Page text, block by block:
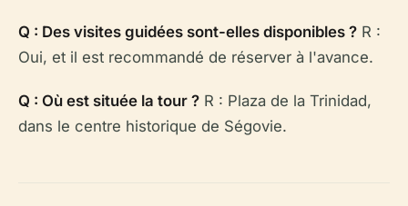
Q : Des visites guidées sont-elles disponibles ? R :
Oui, et il est recommandé de réserver à l'avance.
Q : Où est située la tour ? R : Plaza de la Trinidad,
dans le centre historique de Ségovie.